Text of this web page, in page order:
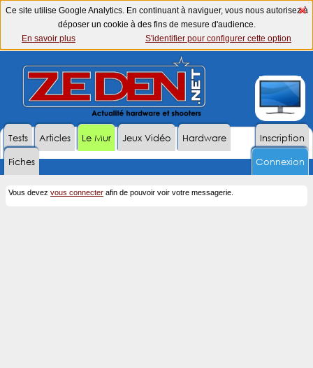
Ce site utilise Google Analytics. En continuant à naviguer, vous nous autorisez à
déposer un cookie à des fins de mesure d'audience.
En savoir plus
S'identifier pour configurer cette option
Inscription
Tests Articles Le Mur Jeux Vidéo
Hardware
Fiches
Connexion
Vous devez vous connecter afin de pouvoir voir votre messagerie.